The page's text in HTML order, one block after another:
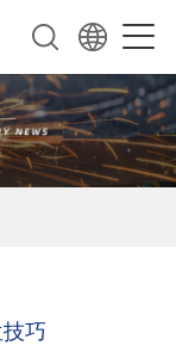
巧